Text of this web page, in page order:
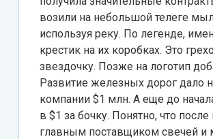
возили на небольшой телеге
используя реку. По легенде,
крестик на их коробках. Это
звездочку. Позже на логотип
Развитие железных дорог дало
компании $1 млн. А еще до
в $1 за бочку. Понятно, что
главным поставщиком свечей и